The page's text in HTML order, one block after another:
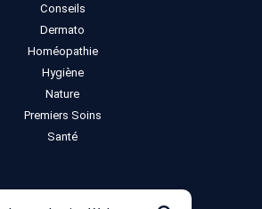
Conseils
Dermato
Homéopathie
Hygiène
Nature
Premiers Soins
Santé